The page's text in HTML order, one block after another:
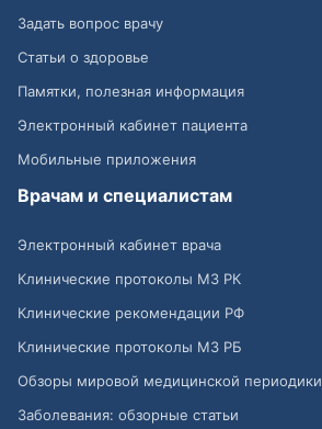
Задать вопрос врачу
Статьи о здоровье
Памятки, полезная информация
Электронный кабинет пациента
Мобильные приложения
Врачам и специалистам
Электронный кабинет врача
Клинические протоколы МЗ РК
Клинические рекомендации РФ
Клинические протоколы МЗ РБ
Обзоры мировой медицинской периодики
Заболевания: обзорные статьи